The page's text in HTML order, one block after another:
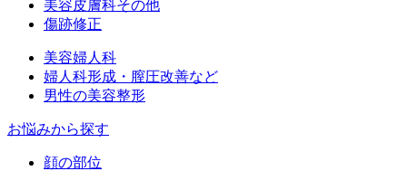
美容皮膚科その他
傷跡修正
美容婦人科
婦人科形成・膣圧改善など
男性の美容整形
お悩みから探す
顔の部位